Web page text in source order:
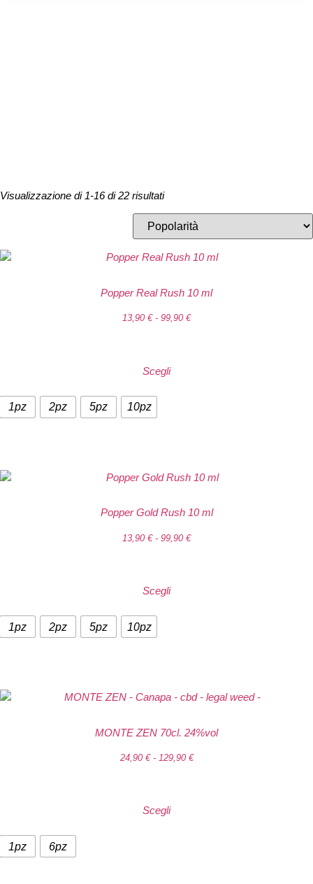
Visualizzazione di 1-16 di 22 risultati
Popper Real Rush 10 ml
13,90 € - 99,90 €
Scegli
1pz 2pz 5pz 10pz
Popper Gold Rush 10 ml
13,90 € - 99,90 €
Scegli
1pz 2pz 5pz 10pz
MONTE ZEN 70cl. 24%vol
24,90 € - 129,90 €
Scegli
1pz 6pz